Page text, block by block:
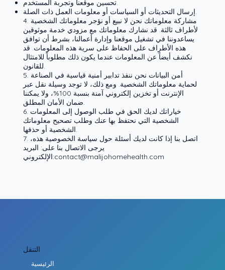
تحسين موقعنا وتجربة المستخدم.
إرسال التحديثات أو السياسات أو معلومات العمل ذات الصلة.
4. مشاركة معلوماتك نحن لا نبيع أو نؤجر معلوماتك الشخصية
لأطراف ثالثة. قد نشارك معلوماتك مع مزودي خدمة موثوقين
يساعدوننا في تشغيل موقعنا وإدارة أعمالنا، بشرط أن توافق
هذه الأطراف على الحفاظ على سرية هذه المعلومات. قد
نكشف أيضاً عن المعلومات عندما يكون ذلك مطلوباً للامتثال
للقانون.
5. أمن البيانات نحن ننفذ تدابير أمنية قياسية في الصناعة
لحماية معلوماتك الشخصية. ومع ذلك، لا توجد وسيلة نقل عبر
الإنترنت أو تخزين إلكتروني آمنة بنسبة 100%، ولا يمكننا
ضمان الأمان المطلق.
6. خياراتك لديك الحق في طلب الوصول إلى المعلومات
الشخصية التي نحتفظ بها عنك وطلب تصحيح معلوماتك
الشخصية أو حذفها.
7. اتصل بنا إذا كانت لديك أسئلة حول سياسة الخصوصية هذه،
يرجى الاتصال بنا على: البريد
الإلكتروني:contact@malijohomehealth.com
التنقل
الرئيسية